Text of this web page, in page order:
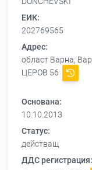
ЕИК:
202769565
Адрес:
област Варна,
ЦЕРОВ 56
Основана:
10.10.2013
Статус:
действащ
ДДС регистрация: